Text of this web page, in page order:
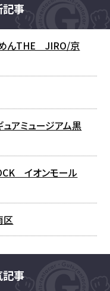
記事
めんTHE JIRO/京
アミュージアム黒
イオンモール
区
記事